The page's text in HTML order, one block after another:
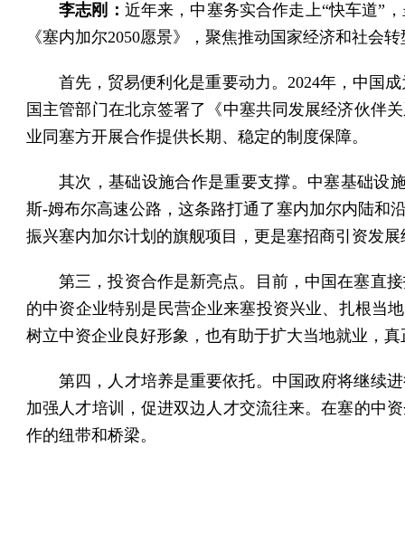
李志刚： 近年来，中塞务实合作走上“快车道”
《塞内加尔2050愿景》，聚焦推动国家经济和社会
首先，贸易便利化是重要动力。2024年，中国
国主管部门在北京签署了《中塞共同发展经济伙伴
业同塞方开展合作提供长期、稳定的制度保障。
其次，基础设施合作是重要支撑。中塞基础设
斯-姆布尔高速公路，这条路打通了塞内加尔内陆和
振兴塞内加尔计划的旗舰项目，更是塞招商引资发
第三，投资合作是新亮点。目前，中国在塞直
的中资企业特别是民营企业来塞投资兴业、扎根当
树立中资企业良好形象，也有助于扩大当地就业，
第四，人才培养是重要依托。中国政府将继续
加强人才培训，促进双边人才交流往来。在塞的中
作的纽带和桥梁。